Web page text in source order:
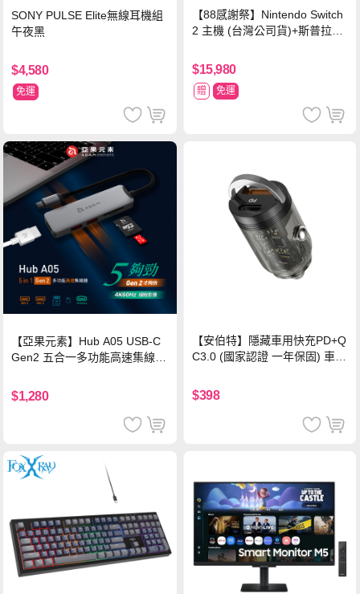
SONY PULSE Elite無線耳機組
午夜黑
$4,580
免運
【88感謝祭】Nintendo Switch
2 主機 (台灣公司貨)+斯普拉遁
$15,980
贈 免運
【亞果元素】Hub A05 USB-C
Gen2 五合一多功能高速集線
$1,280
【安伯特】隱藏車用快充PD+Q
C3.0 (國家認證 一年保固) 車充
$398